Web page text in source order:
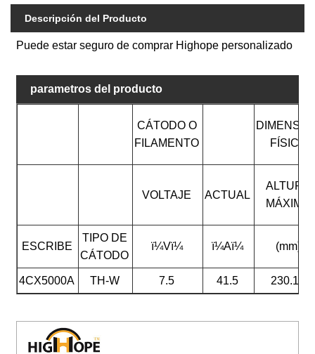
Descripción del Producto
Puede estar seguro de comprar Highope personalizado
parametros del producto
CÁTODO O
FILAMENTO
FÍSICA
VOLTAJE ACTUAL
ALTURA
MÁXIMA
ESCRIBE
TIPO DE
CÁTODO
ï¼Vï¼ ï¼Aï¼ (mm)
4CX5000A TH-W 7.5 41.5 230.17